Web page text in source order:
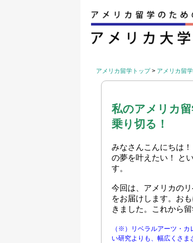
アメリカ留学トップ > アメリカ留
私のアメリカ
乗り切る！
みなさんこんにちは
の夢を叶えたい！ と
す。
今回は、アメリカの
をお届けします。おも
きました。これから
（※）リベラルアーツ・
い研究よりも、幅広くさ